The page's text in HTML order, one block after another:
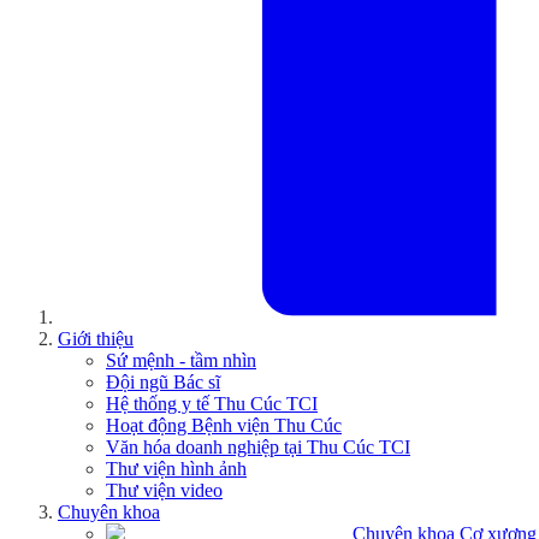
Giới thiệu
Sứ mệnh - tầm nhìn
Đội ngũ Bác sĩ
Hệ thống y tế Thu Cúc TCI
Hoạt động Bệnh viện Thu Cúc
Văn hóa doanh nghiệp tại Thu Cúc TCI
Thư viện hình ảnh
Thư viện video
Chuyên khoa
Chuyên khoa Cơ